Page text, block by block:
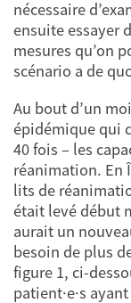
nécessaire
ensuite essayer
mesures qu’on
scénario a de
Au bout d’un
épidémique qui
40 fois – les
réanimation. En
lits de
était levé début
aurait un
besoin de plus
figure 1, ci-
patient·e·s